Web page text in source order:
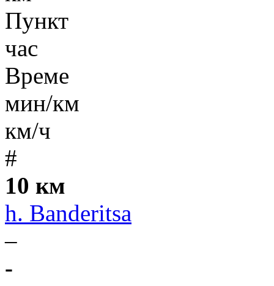
Пункт
час
Време
мин/км
км/ч
#
10 км
h. Banderitsa
–
-